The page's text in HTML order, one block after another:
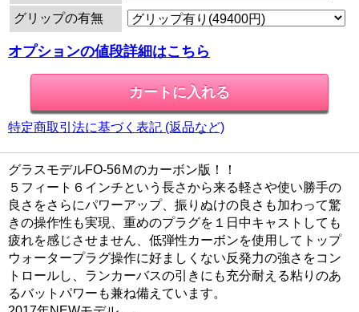
グリップの有無
オプションの値段詳細はこちら
特定商取引法に基づく表記 (返品など)
グラスモデルFO-56Ｍのカーボン版！！
５フィート６インチという長さから来る軽さや使い勝手の
良さをさらにパワーアップ、振りぬけの良さも加わって驚
きの操作性も実現、重めのプラグを１日中キャストしても
疲れを感じさせません、低弾性カーボンを使用してトップ
ウォータープラグ操作に好ましくない反発力の強さをコン
トロールし、ランカーバスの引きにも充分耐える粘りのあ
るバットパワーも兼ね備えています。